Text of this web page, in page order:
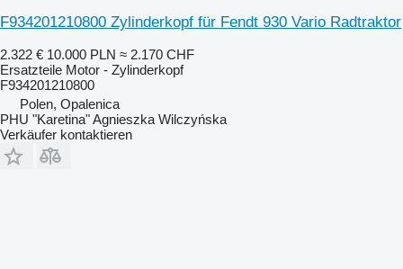
F934201210800 Zylinderkopf für Fendt 930 Vario Radtraktor
2.322 € 10.000 PLN ≈ 2.170 CHF
Ersatzteile Motor - Zylinderkopf
F934201210800
Polen, Opalenica
PHU "Karetina" Agnieszka Wilczyńska
Verkäufer kontaktieren